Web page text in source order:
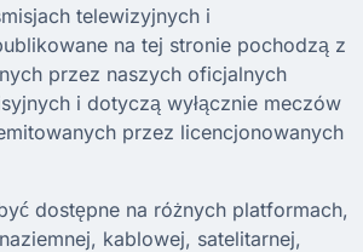
telewizyjnych i
na tej stronie pochodzą z
przez naszych oficjalnych
i dotyczą wyłącznie meczów
przez licencjonowanych
dostępne na różnych platformach,
kablowej, satelitarnej,